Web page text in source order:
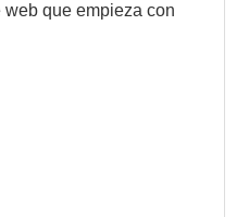
que empieza con